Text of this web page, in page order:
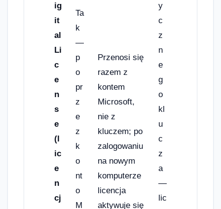
ig
it
al
Li
c
e
n
s
e
(l
ic
e
n
cj
Ta
k
—
p
o
pr
z
e
z
k
o
nt
o
M
Przenosi się
razem z
kontem
Microsoft,
nie z
kluczem; po
zalogowaniu
na nowym
komputerze
licencja
aktywuje się
y
c
z
n
e
g
o
kl
u
c
z
a
—
lic